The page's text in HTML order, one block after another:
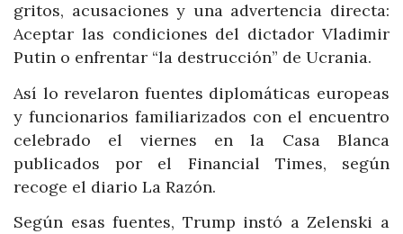
gritos, acusaciones y una advertencia directa:
Aceptar las condiciones del dictador Vladimir
Putin o enfrentar “la destrucción” de Ucrania.
Así lo revelaron fuentes diplomáticas europeas
y funcionarios familiarizados con el encuentro
celebrado el viernes en la Casa Blanca
publicados por el Financial Times, según
recoge el diario La Razón.
Según esas fuentes, Trump instó a Zelenski a